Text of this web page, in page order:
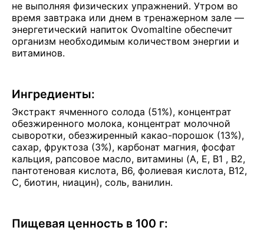
не выполняя физических упражнений. Утром во
время завтрака или днем в тренажерном зале —
энергетический напиток Ovomaltine обеспечит
организм необходимым количеством энергии и
витаминов.
Ингредиенты:
Экстракт ячменного солода (51%), концентрат
обезжиренного молока, концентрат молочной
сыворотки, обезжиренный какао-порошок (13%),
сахар, фруктоза (3%), карбонат магния, фосфат
кальция, рапсовое масло, витамины (A, E, B1 , B2,
пантотеновая кислота, B6, фолиевая кислота, B12,
C, биотин, ниацин), соль, ванилин.
Пищевая ценность в 100 г: